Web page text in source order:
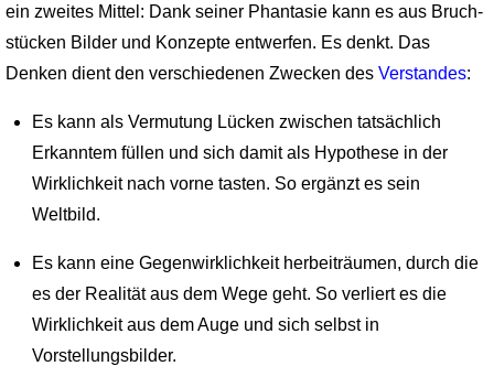
ein zweites Mittel: Dank seiner Phantasie kann es aus Bruch­
stücken Bilder und Konzepte entwerfen. Es denkt. Das
Denken dient den verschiedenen Zwecken des Verstandes:
Es kann als Vermutung Lücken zwischen tatsächlich
Erkanntem füllen und sich damit als Hypothese in der
Wirklichkeit nach vorne tasten. So ergänzt es sein
Weltbild.
Es kann eine Gegenwirklichkeit herbeiträumen, durch die
es der Realität aus dem Wege geht. So verliert es die
Wirklichkeit aus dem Auge und sich selbst in
Vorstellungsbilder.